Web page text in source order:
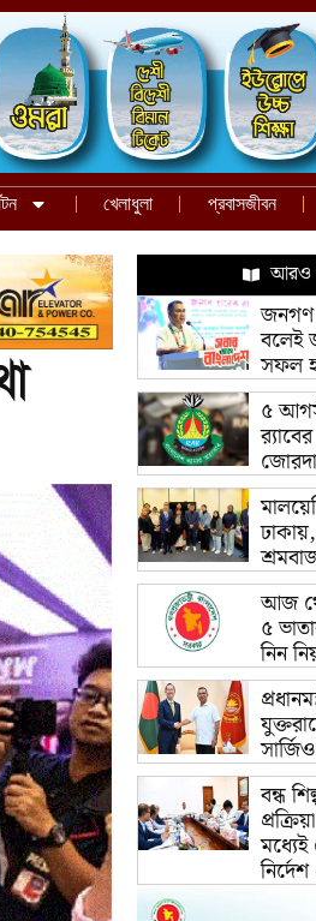
খেলাধুলা প্রবাসজীবন
আরও
জনগণ
বলেই
সফল
৫
আজ
৫
নিন
বন্ধ
নির্দেশ